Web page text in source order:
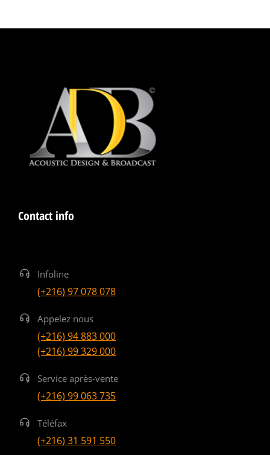
Contact info
Infoline
(+216) 97 078 078
Appelez nous
(+216) 94 883 000
(+216) 99 329 000
Service après-vente
(+216) 99 063 735
Téléfax
(+216) 31 591 550